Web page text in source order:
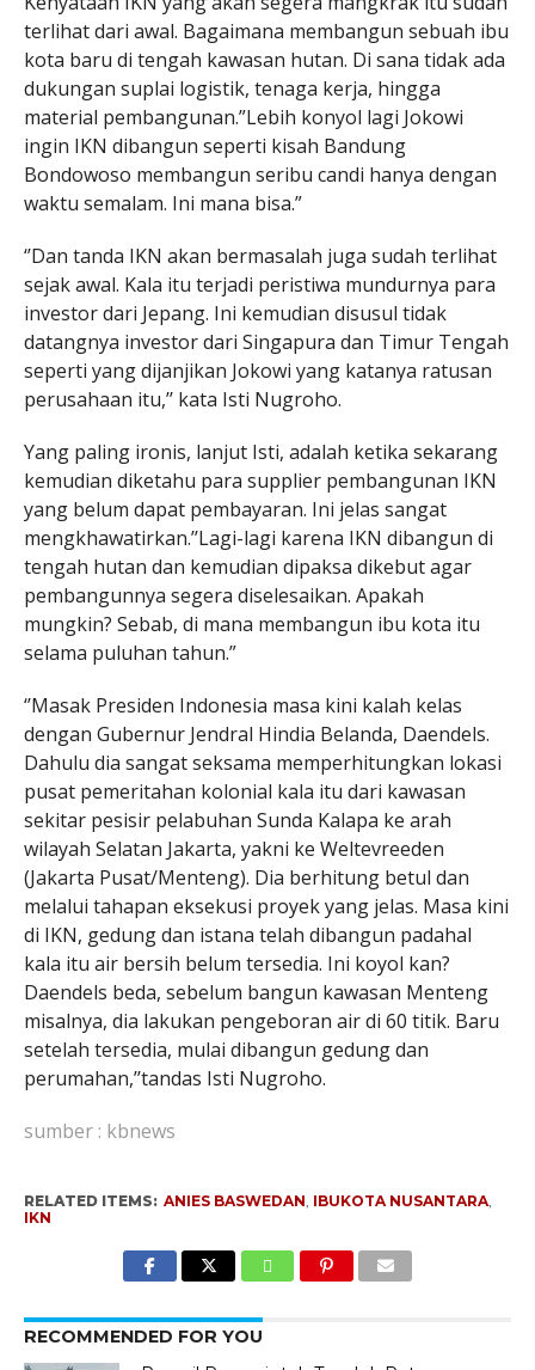
terlihat dari awal. Bagaimana membangun sebuah ibu
kota baru di tengah kawasan hutan. Di sana tidak ada
dukungan suplai logistik, tenaga kerja, hingga
material pembangunan.”Lebih konyol lagi Jokowi
ingin IKN dibangun seperti kisah Bandung
Bondowoso membangun seribu candi hanya dengan
waktu semalam. Ini mana bisa.”
‘’Dan tanda IKN akan bermasalah juga sudah terlihat
sejak awal. Kala itu terjadi peristiwa mundurnya para
investor dari Jepang. Ini kemudian disusul tidak
datangnya investor dari Singapura dan Timur Tengah
seperti yang dijanjikan Jokowi yang katanya ratusan
perusahaan itu,’’ kata Isti Nugroho.
Yang paling ironis, lanjut Isti, adalah ketika sekarang
kemudian diketahu para supplier pembangunan IKN
yang belum dapat pembayaran. Ini jelas sangat
mengkhawatirkan.’’Lagi-lagi karena IKN dibangun di
tengah hutan dan kemudian dipaksa dikebut agar
pembangunnya segera diselesaikan. Apakah
mungkin? Sebab, di mana membangun ibu kota itu
selama puluhan tahun.”
‘’Masak Presiden Indonesia masa kini kalah kelas
dengan Gubernur Jendral Hindia Belanda, Daendels.
Dahulu dia sangat seksama memperhitungkan lokasi
pusat pemeritahan kolonial kala itu dari kawasan
sekitar pesisir pelabuhan Sunda Kalapa ke arah
wilayah Selatan Jakarta, yakni ke Weltevreeden
(Jakarta Pusat/Menteng). Dia berhitung betul dan
melalui tahapan eksekusi proyek yang jelas. Masa kini
di IKN, gedung dan istana telah dibangun padahal
kala itu air bersih belum tersedia. Ini koyol kan?
Daendels beda, sebelum bangun kawasan Menteng
misalnya, dia lakukan pengeboran air di 60 titik. Baru
setelah tersedia, mulai dibangun gedung dan
perumahan,’’tandas Isti Nugroho.
sumber : kbnews
RELATED ITEMS: ANIES BASWEDAN IBUKOTA NUSANTARA,
IKN
RECOMMENDED FOR YOU